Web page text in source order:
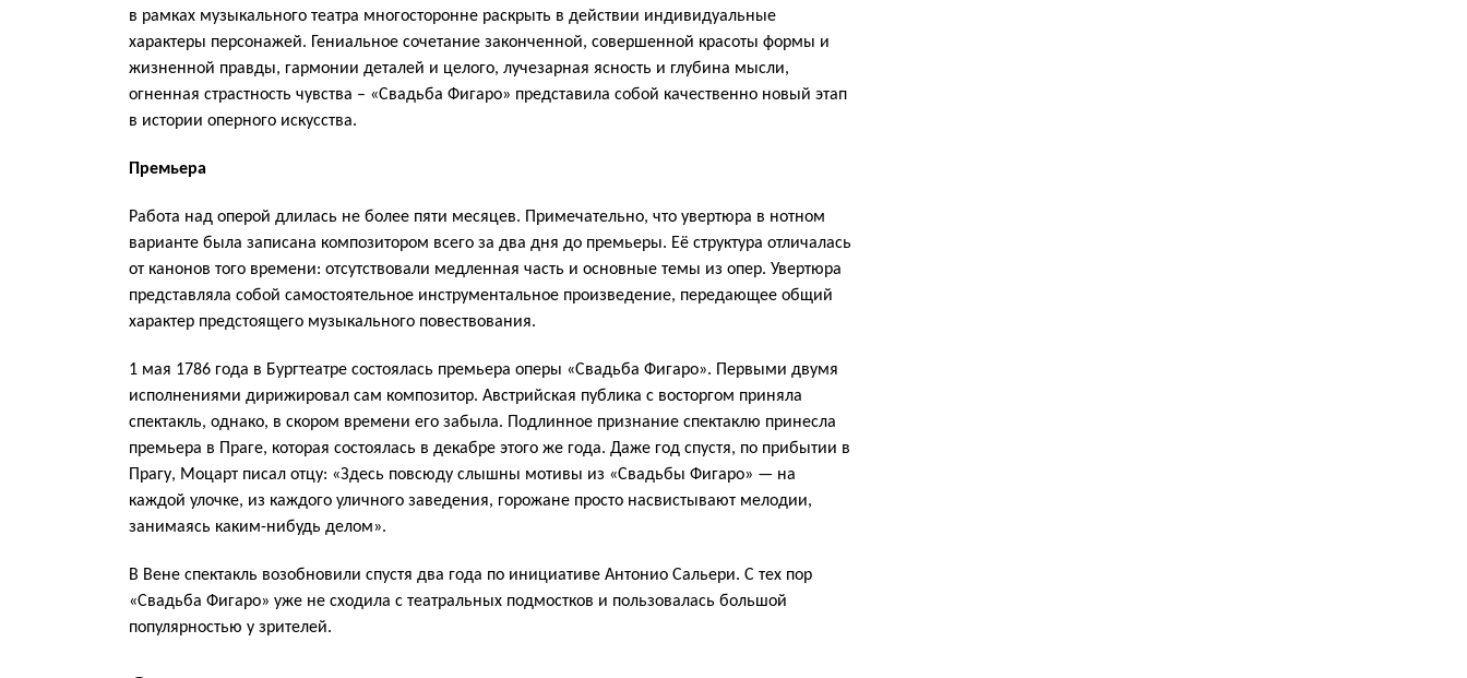
в рамках музыкального театра многосторонне раскрыть в действии индивидуальные
характеры персонажей. Гениальное сочетание законченной, совершенной красоты формы и
жизненной правды, гармонии деталей и целого, лучезарная ясность и глубина мысли,
огненная страстность чувства – «Свадьба Фигаро» представила собой качественно новый этап
в истории оперного искусства.
Премьера
Работа над оперой длилась не более пяти месяцев. Примечательно, что увертюра в нотном
варианте была записана композитором всего за два дня до премьеры. Её структура отличалась
от канонов того времени: отсутствовали медленная часть и основные темы из опер. Увертюра
представляла собой самостоятельное инструментальное произведение, передающее общий
характер предстоящего музыкального повествования.
1 мая 1786 года в Бургтеатре состоялась премьера оперы «Свадьба Фигаро». Первыми двумя
исполнениями дирижировал сам композитор. Австрийская публика с восторгом приняла
спектакль, однако, в скором времени его забыла. Подлинное признание спектаклю принесла
премьера в Праге, которая состоялась в декабре этого же года. Даже год спустя, по прибытии в
Прагу, Моцарт писал отцу: «Здесь повсюду слышны мотивы из «Свадьбы Фигаро» — на
каждой улочке, из каждого уличного заведения, горожане просто насвистывают мелодии,
занимаясь каким-нибудь делом».
В Вене спектакль возобновили спустя два года по инициативе Антонио Сальери. С тех пор
«Свадьба Фигаро» уже не сходила с театральных подмостков и пользовалась большой
популярностью у зрителей.